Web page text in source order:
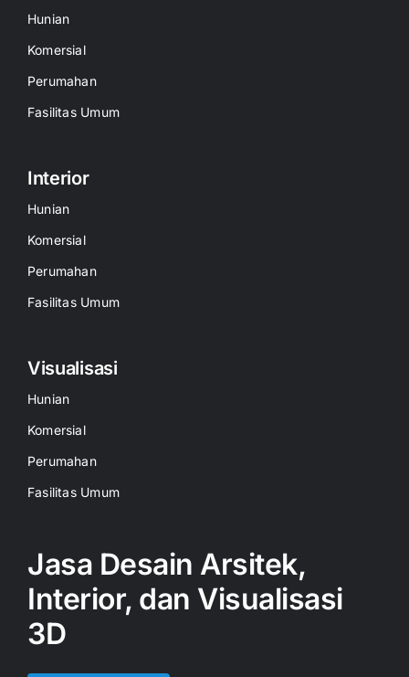
Hunian
Komersial
Perumahan
Fasilitas Umum
Interior
Hunian
Komersial
Perumahan
Fasilitas Umum
Visualisasi
Hunian
Komersial
Perumahan
Fasilitas Umum
Jasa Desain Arsitek,
Interior, dan Visualisasi
3D